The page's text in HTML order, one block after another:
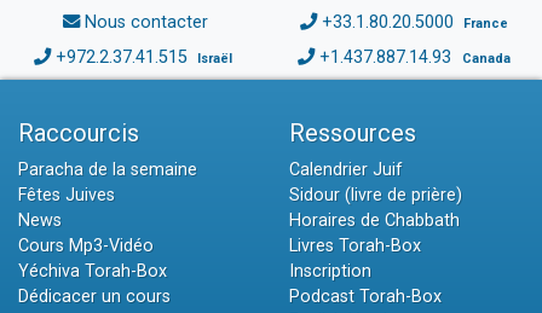
Nous contacter +33.1.80.20.5000 France
+972.2.37.41.515 Israël +1.437.887.14.93 Canada
Raccourcis
Paracha de la semaine
Fêtes Juives
News
Cours Mp3-Vidéo
Yéchiva Torah-Box
Dédicacer un cours
Ressources
Calendrier Juif
Sidour (livre de prière)
Horaires de Chabbath
Livres Torah-Box
Inscription
Podcast Torah-Box